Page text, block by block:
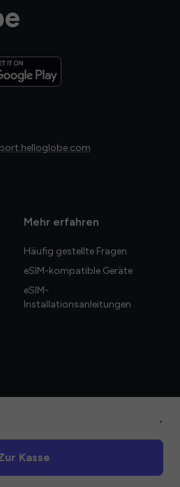
Mehr erfahren
Häufig gestellte Fragen
eSIM-kompatible Geräte
eSIM-
Installationsanleitungen
•
Kasse